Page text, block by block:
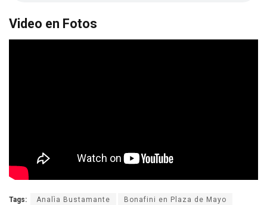
Video en Fotos
Tags: Analìa Bustamante Bonafini en Plaza de Mayo